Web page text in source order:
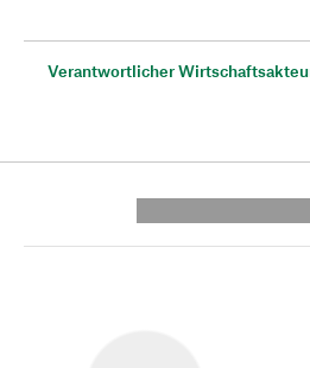
Verantwortlicher